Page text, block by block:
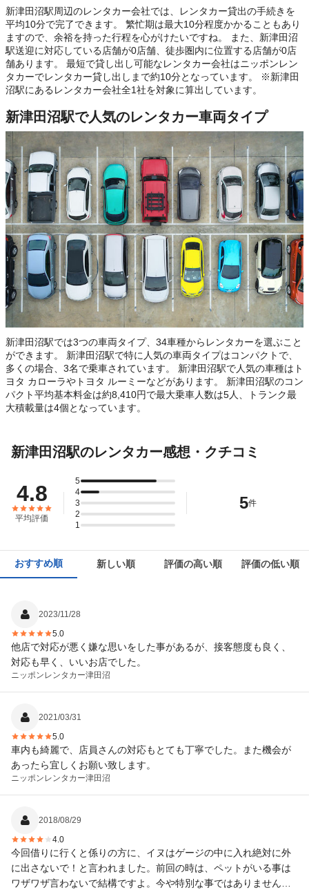
新津田沼駅周辺のレンタカー会社では、レンタカー貸出の手続きを
平均10分で完了できます。 繁忙期は最大10分程度かかることもあり
ますので、余裕を持った行程を心がけたいですね。 また、新津田沼
駅送迎に対応している店舗が0店舗、徒歩圏内に位置する店舗が0店
舗あります。 最短で貸し出し可能なレンタカー会社はニッポンレン
タカーでレンタカー貸し出しまで約10分となっています。 ※新津田
沼駅にあるレンタカー会社全1社を対象に算出しています。
新津田沼駅で人気のレンタカー車両タイプ
新津田沼駅では3つの車両タイプ、34車種からレンタカーを選ぶこと
ができます。 新津田沼駅で特に人気の車両タイプはコンパクトで、
多くの場合、3名で乗車されています。 新津田沼駅で人気の車種はト
ヨタ カローラやトヨタ ルーミーなどがあります。 新津田沼駅のコン
パクト平均基本料金は約8,410円で最大乗車人数は5人、トランク最
大積載量は4個となっています。
新津田沼駅のレンタカー感想・クチコミ
4.8
平均評価
5
4
3
2
1
5件
おすすめ順 新しい順 評価の高い順 評価の低い順
2023/11/28
5.0
他店で対応が悪く嫌な思いをした事があるが、接客態度も良く、
対応も早く、いいお店でした。
ニッポンレンタカー津田沼
2021/03/31
5.0
車内も綺麗で、店員さんの対応もとても丁寧でした。また機会が
あったら宜しくお願い致します。
ニッポンレンタカー津田沼
2018/08/29
4.0
今回借りに行くと係りの方に、イヌはゲージの中に入れ絶対に外
に出さないで！と言われました。前回の時は、ペットがいる事は
ワザワザ言わないで結構ですよ。今や特別な事ではありませんか